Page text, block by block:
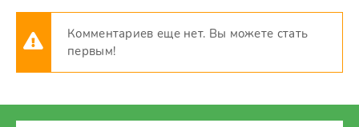
Комментариев еще нет. Вы можете стать
первым!